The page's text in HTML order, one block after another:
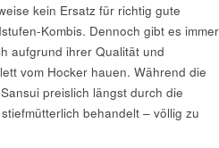
kein Ersatz für richtig gute
Kombis. Dennoch gibt es immer
aufgrund ihrer Qualität und
vom Hocker hauen. Während die
preislich längst durch die
behandelt – völlig zu